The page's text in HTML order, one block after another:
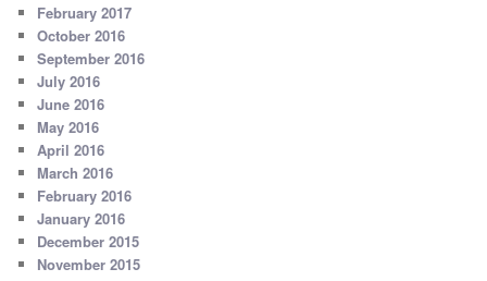
February 2017
October 2016
September 2016
July 2016
June 2016
May 2016
April 2016
March 2016
February 2016
January 2016
December 2015
November 2015